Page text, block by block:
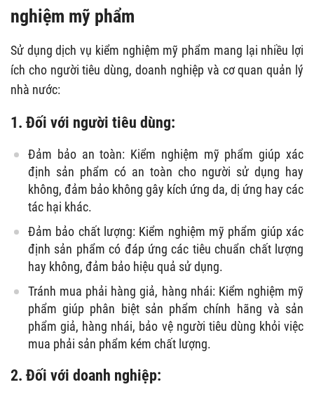
nghiệm mỹ phẩm
Sử dụng dịch vụ kiểm nghiệm mỹ phẩm mang lại nhiều lợi
ích cho người tiêu dùng, doanh nghiệp và cơ quan quản lý
nhà nước:
1. Đối với người tiêu dùng:
Đảm bảo an toàn: Kiểm nghiệm mỹ phẩm giúp xác
định sản phẩm có an toàn cho người sử dụng hay
không, đảm bảo không gây kích ứng da, dị ứng hay các
tác hại khác.
Đảm bảo chất lượng: Kiểm nghiệm mỹ phẩm giúp xác
định sản phẩm có đáp ứng các tiêu chuẩn chất lượng
hay không, đảm bảo hiệu quả sử dụng.
Tránh mua phải hàng giả, hàng nhái: Kiểm nghiệm mỹ
phẩm giúp phân biệt sản phẩm chính hãng và sản
phẩm giả, hàng nhái, bảo vệ người tiêu dùng khỏi việc
mua phải sản phẩm kém chất lượng.
2. Đối với doanh nghiệp: